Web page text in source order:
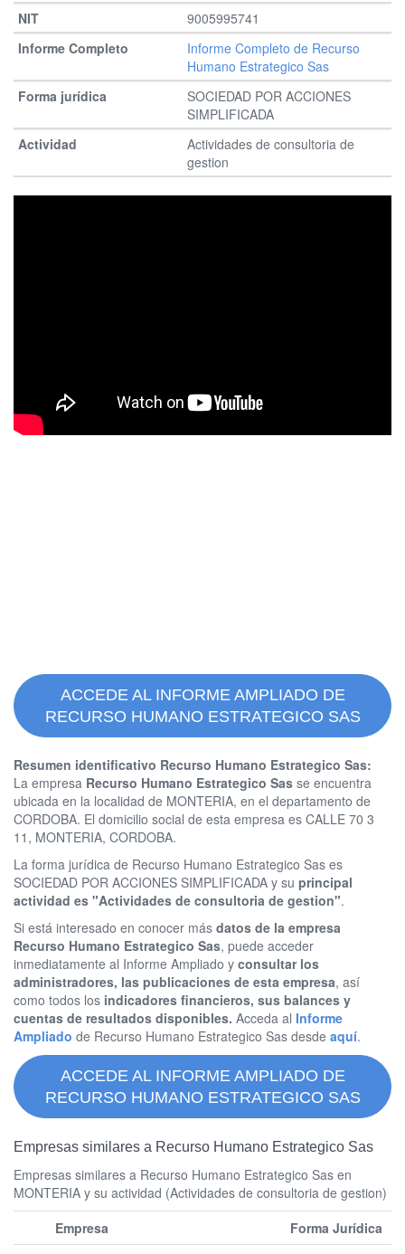
9005995741
Informe Completo de Recurso
Humano Estrategico Sas
SOCIEDAD POR ACCIONES
SIMPLIFICADA
Actividades de consultoria de
gestion
ACCEDE AL INFORME AMPLIADO DE
RECURSO HUMANO ESTRATEGICO SAS
Resumen identificativo Recurso Humano Estrategico Sas:
La empresa Recurso Humano Estrategico Sas se encuentra
ubicada en la localidad de MONTERIA, en el departamento de
CORDOBA. El domicilio social de esta empresa es CALLE 70 3
11, MONTERIA, CORDOBA.
La forma jurídica de Recurso Humano Estrategico Sas es
SOCIEDAD POR ACCIONES SIMPLIFICADA y su principal
actividad es "Actividades de consultoria de gestion".
Si está interesado en conocer más datos de la empresa
Recurso Humano Estrategico Sas, puede acceder
inmediatamente al Informe Ampliado y consultar los
administradores, las publicaciones de esta empresa, así
como todos los indicadores financieros, sus balances y
cuentas de resultados disponibles. Acceda al Informe
Ampliado de Recurso Humano Estrategico Sas desde aquí.
ACCEDE AL INFORME AMPLIADO DE
RECURSO HUMANO ESTRATEGICO SAS
Empresas similares a Recurso Humano Estrategico Sas
Empresas similares a Recurso Humano Estrategico Sas en
MONTERIA y su actividad (Actividades de consultoria de gestion)
Empresa
Forma Jurídica